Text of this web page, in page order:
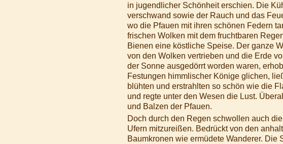
in jugendlicher Schönheit erschien. Die
verschwand sowie der Rauch und das
wo die Pfauen mit ihren schönen Federn
frischen Wolken mit dem fruchtbaren
Bienen eine köstliche Speise. Der ganze
von den Wolken vertrieben und die Erde
der Sonne ausgedörrt worden waren,
Festungen himmlischer Könige glichen,
blühten und erstrahlten so schön wie die
und regte unter den Wesen die Lust.
und Balzen der Pfauen.
Doch durch den Regen schwollen auch
Ufern mitzureißen. Bedrückt von den
Baumkronen wie ermüdete Wanderer.